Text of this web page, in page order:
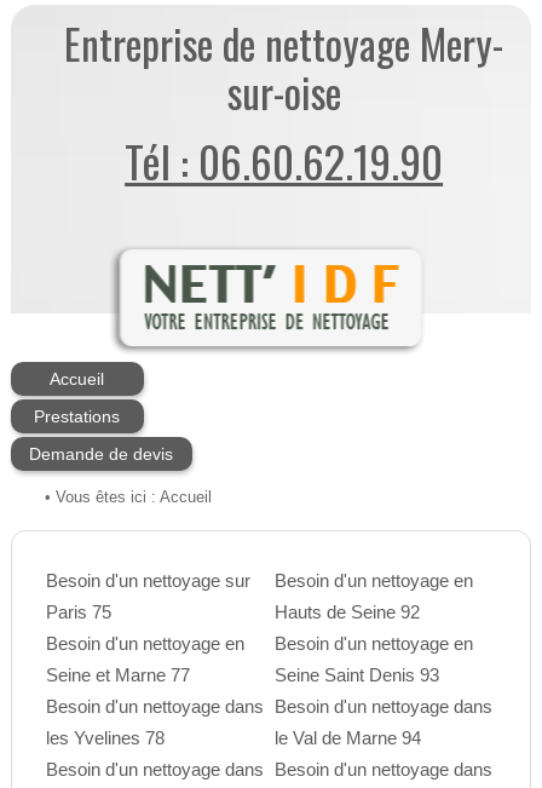
Entreprise de nettoyage Mery-
sur-oise
Tél : 06.60.62.19.90
Accueil
Prestations
Demande de devis
• Vous êtes ici : Accueil
Besoin d'un nettoyage sur
Paris 75
Besoin d'un nettoyage en
Seine et Marne 77
Besoin d'un nettoyage dans
les Yvelines 78
Besoin d'un nettoyage dans
Besoin d'un nettoyage en
Hauts de Seine 92
Besoin d'un nettoyage en
Seine Saint Denis 93
Besoin d'un nettoyage dans
le Val de Marne 94
Besoin d'un nettoyage dans